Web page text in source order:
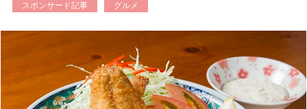
スポンサード記事 グルメ